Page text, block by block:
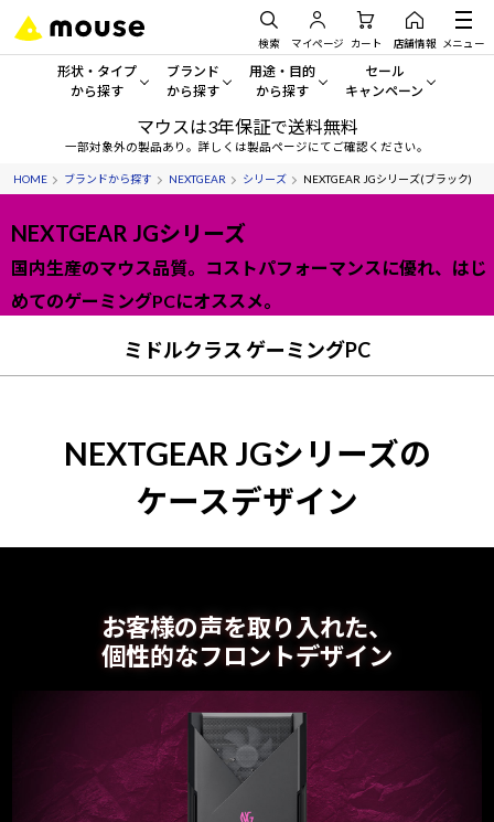
検索 マイページ カート 店舗情報 メニュー
形状・タイプ
から探す
形状・タイプから探す をすべてみる
デスクトップPC
ノートPC
タブレット
ディスプレイ
|Copilot+ PC
ブランド
から探す
mouse
G TUNE
NEXTGEAR
DAIV
MousePro
Windows 11 Copilot+ PC
用途・目的
から探す
一般向けパソコン
ゲーミングPC・ゲーム向けパソコン
ビジネス向けパソコン
学習向けパソコン
AIおすすめパソコン
Windows 11 Copilot+ PC
セール
キャンペーン
セール・キャンペー
期間限定セール
アウトレットパソコン
すべて新品の旧モデル製品
今イチオシのパソコンをピ
マウスは3年保証で送料無料
一部対象外の製品あり。詳しくは製品ページにてご確認ください。
HOME ブランドから探す NEXTGEAR シリーズ NEXTGEAR JGシリーズ(ブラック)
NEXTGEAR JGシリーズ
国内生産のマウス品質。コストパフォーマンスに優れ、はじ
めてのゲーミングPCにオススメ。
ミドルクラス ゲーミングPC
NEXTGEAR JGシリーズの
ケースデザイン
お客様の声を取り入れた、
個性的なフロントデザイン